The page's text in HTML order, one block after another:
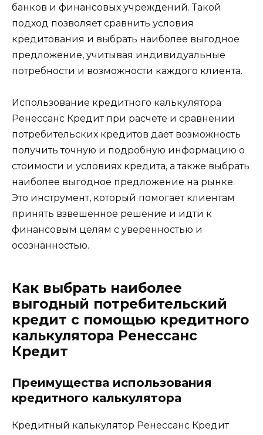
банков и финансовых учреждений. Такой
подход позволяет сравнить условия
кредитования и выбрать наиболее выгодное
предложение, учитывая индивидуальные
потребности и возможности каждого клиента.
Использование кредитного калькулятора
Ренессанс Кредит при расчете и сравнении
потребительских кредитов дает возможность
получить точную и подробную информацию о
стоимости и условиях кредита, а также выбрать
наиболее выгодное предложение на рынке.
Это инструмент, который помогает клиентам
принять взвешенное решение и идти к
финансовым целям с уверенностью и
осознанностью.
Как выбрать наиболее
выгодный потребительский
кредит с помощью кредитного
калькулятора Ренессанс
Кредит
Преимущества использования
кредитного калькулятора
Кредитный калькулятор Ренессанс Кредит